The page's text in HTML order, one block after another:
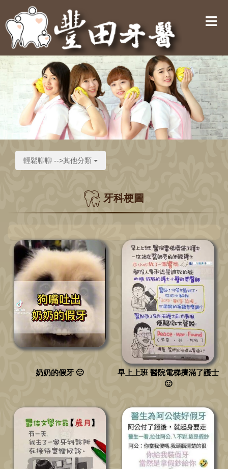
輕鬆聊聊 -->其他分類
牙科梗圖
奶奶的假牙 🙂
早上上班 醫院電梯擠滿了護士
🙂